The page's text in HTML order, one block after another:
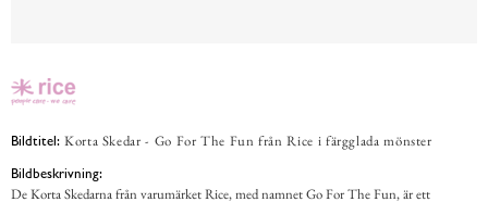
Bildtitel: Korta Skedar - Go For The Fun från Rice i färgglada mönster
Bildbeskrivning:
De Korta Skedarna från varumärket Rice, med namnet Go For The Fun, är ett